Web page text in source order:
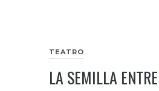
TEATRO
LA SEMILLA